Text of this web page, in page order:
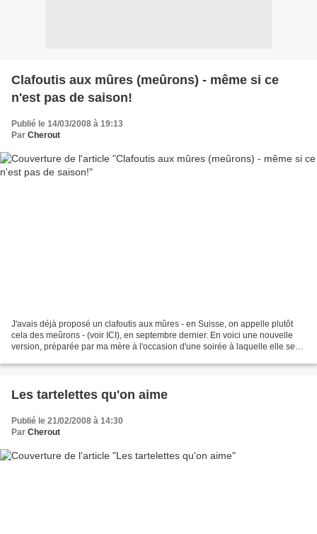
Clafoutis aux mûres (meûrons) - même si ce
n'est pas de saison!
Publié le 14/03/2008 à 19:13
Par Cherout
J'avais déjà proposé un clafoutis aux mûres - en Suisse, on appelle plutôt
cela des meûrons - (voir ICI), en septembre dernier. En voici une nouvelle
version, préparée par ma mère à l'occasion d'une soirée à laquelle elle se
Les tartelettes qu'on aime
Publié le 21/02/2008 à 14:30
Par Cherout